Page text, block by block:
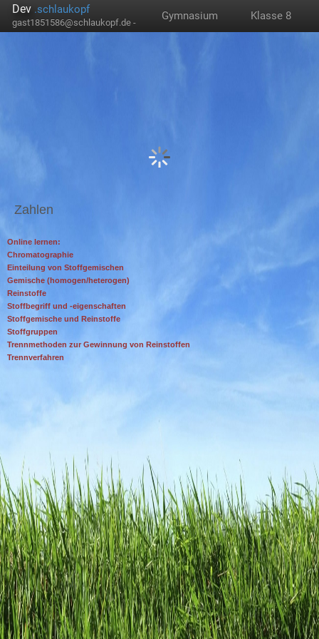
Dev .schlaukopf
gast1851586@schlaukopf.de -
Gymnasium Klasse 8
Zahlen
Online lernen:
Chromatographie
Einteilung von Stoffgemischen
Gemische (homogen/heterogen)
Reinstoffe
Stoffbegriff und -eigenschaften
Stoffgemische und Reinstoffe
Stoffgruppen
Trennmethoden zur Gewinnung von Reinstoffen
Trennverfahren